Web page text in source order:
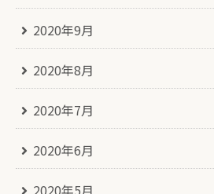
2020年9月
2020年8月
2020年7月
2020年6月
2020年5月